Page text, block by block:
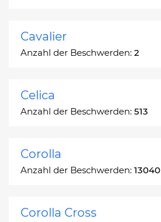
Cavalier
Anzahl der Beschwerden: 2
Celica
Anzahl der Beschwerden: 513
Corolla
Anzahl der Beschwerden: 13040
Corolla Cross